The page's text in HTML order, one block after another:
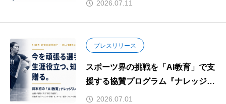
2026.07.11
プレスリリース
スポーツ界の挑戦を「AI教育」で支
援する協賛プログラム『ナレッジス
ポンサー』を提供開始 — 競技と仕
2026.07.01